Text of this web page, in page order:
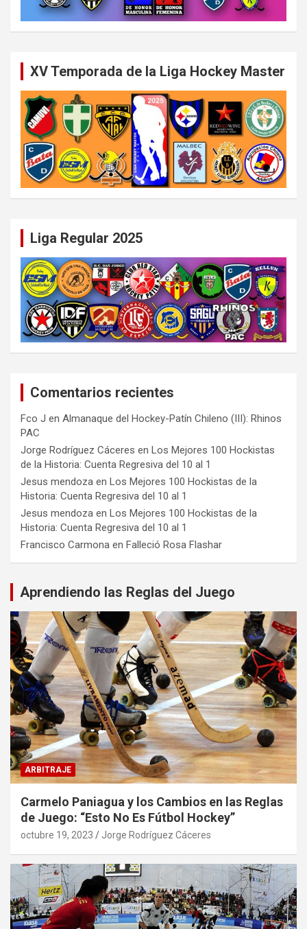
XV Temporada de la Liga Hockey Master
Liga Regular 2025
Comentarios recientes
Fco J en Almanaque del Hockey-Patín Chileno (III): Rhinos
PAC
Jorge Rodríguez Cáceres en Los Mejores 100 Hockistas
de la Historia: Cuenta Regresiva del 10 al 1
Jesus mendoza en Los Mejores 100 Hockistas de la
Historia: Cuenta Regresiva del 10 al 1
Jesus mendoza en Los Mejores 100 Hockistas de la
Historia: Cuenta Regresiva del 10 al 1
Francisco Carmona en Falleció Rosa Flashar
Aprendiendo las Reglas del Juego
ARBITRAJE
Carmelo Paniagua y los Cambios en las Reglas
de Juego: “Esto No Es Fútbol Hockey”
octubre 19, 2023 Jorge Rodríguez Cáceres